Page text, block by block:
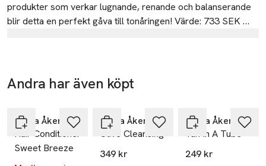
produkter som verkar lugnande, renande och balanserande
blir detta en perfekt gåva till tonåringen! Värde: 733 SEK
En balanserande rengöringscreme, särskilt lämplig för fet
hud, som skonsamt avlägsnar både makeup och orenheter.
Neroli Freshener 30 ml
Ett balanserande ansiktsvatten som kompletterar
Rya Industriväg 33
439 62 Frillesås
E-post
info@mariaakerberg.com
Mobilnummer
Andra har även köpt
Maria Åkerberg
Hair Conditioner
Sweet Breeze
Maria Åkerberg
Olive Cleansing
349 kr
Maria Åkerberg
Tan In A Tube
249 kr